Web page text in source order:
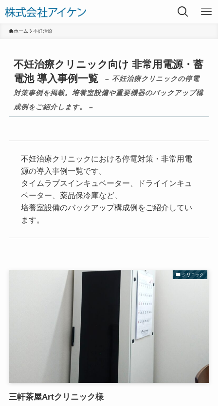
ホーム 不妊治療
不妊治療クリニック向け 非常用電源・蓄
電池 導入事例一覧
– 不妊治療クリニックの停電
対策事例を掲載。培養室設備や重要機器のバックアップ構
成例をご紹介します。 –
不妊治療クリニックにおける停電対策・非常用電
源の導入事例一覧です。
タイムラプスインキュベーター、ドライインキュ
ベーター、薬品保冷庫など、
培養室設備のバックアップ構成例をご紹介してい
ます。
クリニック
三軒茶屋Artクリニック様